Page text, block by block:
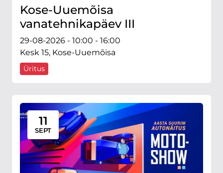
Kose-Uuemõisa
vanatehnikapäev III
29-08-2026 - 10:00 - 16:00
Kesk 15, Kose-Uuemõisa
Üritus
11
SEPT